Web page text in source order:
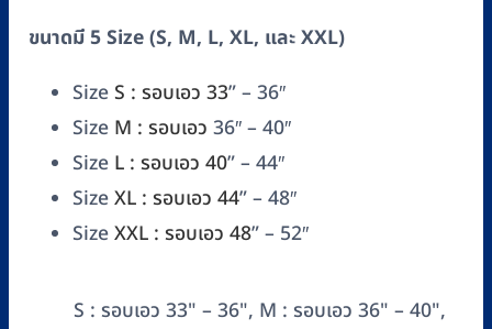
ขนาดมี 5 Size (S, M, L, XL, และ XXL)
SizeS : รอบเอว 33” – 36″
Size M : รอบเอว 36″ – 40″
Size L : รอบเอว 40” – 44″
SizeXL : รอบเอว 44” – 48″
SizeXXL : รอบเอว 48” – 52″
S : รอบเอว 33" – 36", M : รอบเอว 36" – 40",